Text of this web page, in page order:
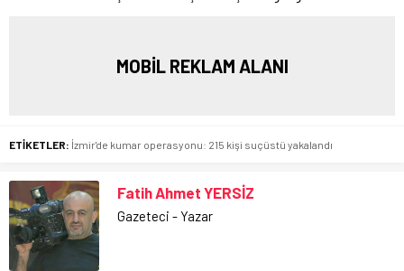
MOBİL REKLAM ALANI
ETİKETLER: İzmir'de kumar operasyonu: 215 kişi suçüstü yakalandı
Fatih Ahmet YERSİZ
Gazeteci - Yazar